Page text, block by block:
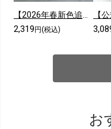
2,319 円(税込)
お